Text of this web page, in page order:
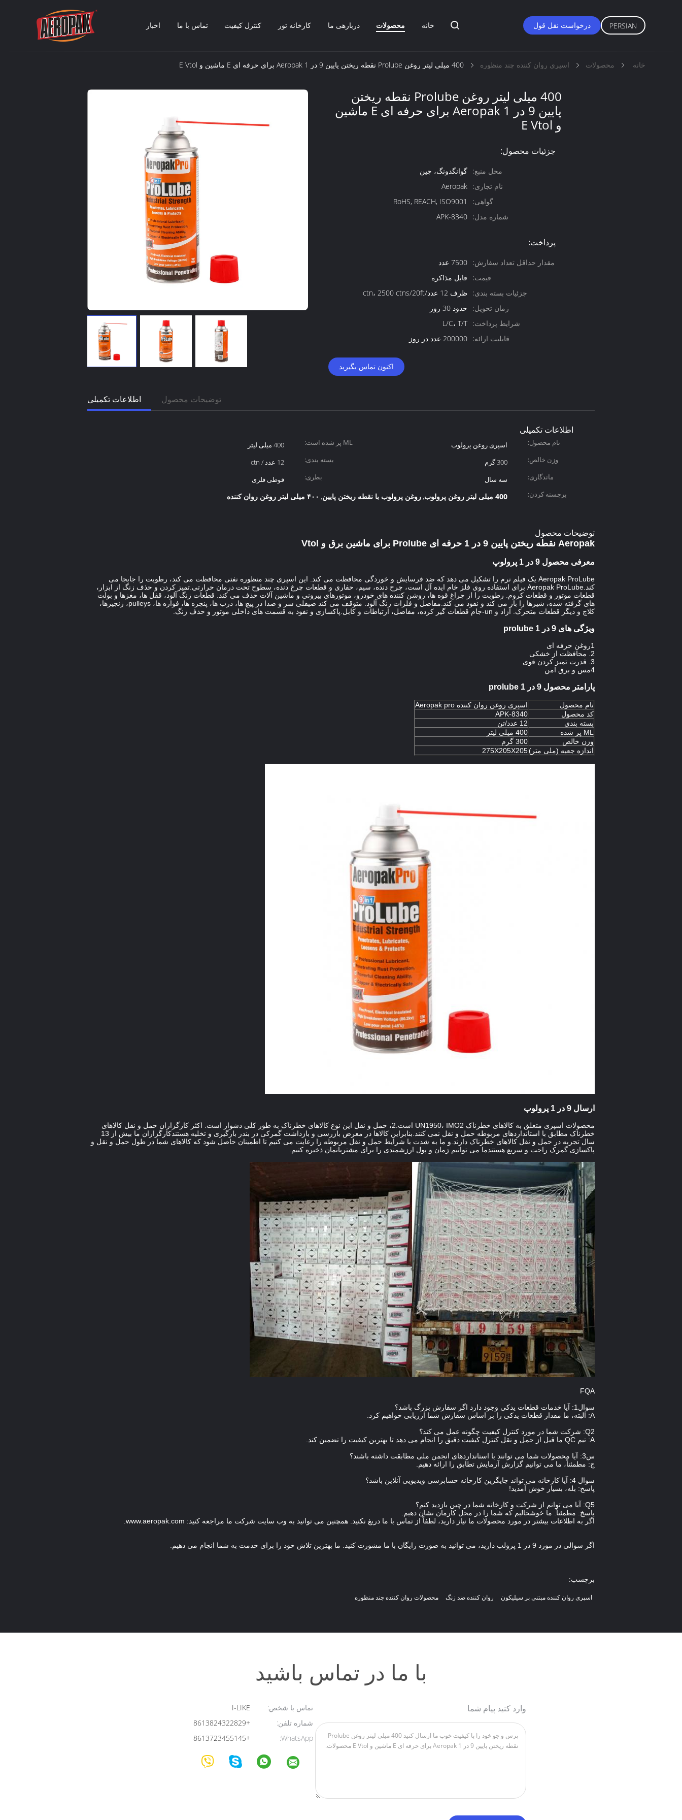
خانه محصولات دربارهی ما کارخانه تور کنترل کیفیت تماس با ما اخبار درخواست نقل قول PERSIAN
خانه محصولات اسپری روان کننده چند منظوره 400 میلی لیتر روغن Prolube نقطه ریختن پایین 9 در 1 Aeropak برای حرفه ای E ماشین و E Vtol
400 میلی لیتر روغن Prolube نقطه ریختن
پایین 9 در 1 Aeropak برای حرفه ای E ماشین
و E Vtol
جزئیات محصول:
محل منبع: گوانگدونگ، چین
نام تجاری: Aeropak
گواهی:
RoHS, REACH, ISO9001
شماره مدل: APK-8340
پرداخت:
مقدار حداقل تعداد سفارش: 7500 عدد
قیمت:
قابل مذاکره
جزئیات بسته بندی: ظرف 12 عدد/ctn، 2500 ctns/20ft
زمان تحویل:
حدود 30 روز
شرایط پرداخت: L/C، T/T
قابلیت ارائه: 200000 عدد در روز
اکنون تماس بگیرید
اطلاعات تکمیلی توضیحات محصول
اطلاعات تکمیلی
نام محصول: اسپری روغن پرولوب ML پر شده است:
400 میلی لیتر
وزن خالص:
300 گرم بسته بندی:
12 عدد / ctn
ماندگاری:
سه سال بطری:
قوطی فلزی
برجسته کردن:
400 میلی لیتر روغن پرولوب , روغن پرولوب با نقطه ریختن پایین, ۴۰۰ میلی لیتر روغن روان کننده
توضیحات محصول
Aeropak نقطه ریختن پایین 9 در 1 حرفه ای Prolube برای ماشین برق و Vtol
معرفی محصول 9 در 1 پرولوپ
Aeropak ProLube یک فیلم نرم را تشکیل می دهد که ضد فرسایش و خوردگی محافظت می کند. این اسپری چند منظوره نفتی محافظت می کند، رطوبت را جابجا می
کند.Aeropak ProLube برای استفاده روی فلز خام ایده آل است، چرخ دنده، سیم، حفاری و قطعات چرخ دنده، سطوح تحت درمان حرارتی.تمیز کردن و حذف زنگ از ابزار،
قطعات موتور و قطعات کروم. رطوبت را از چراغ قوه ها، روشن کننده های خودرو، موتورهای بیرونی و ماشین آلات حذف می کند. قطعات زنگ آلود، قفل ها، مغزها و بولت
های گرفته شده، شیرها را باز می کند و نفوذ می کند.مفاصل و فلزات زنگ آلود. متوقف می کند صیقلی سر و صدا در پیچ ها، درب ها، پنجره ها، فواره ها، pulleys، زنجیرها،
کلاچ و دیگر قطعات متحرک. آزاد و un-جام قطعات گیر کرده، مفاصل، ارتباطات و کابل.پاکسازی و نفوذ به قسمت های داخلی موتور و حذف زنگ.
ویژگی های 9 در 1 prolube
1روغن حرفه ای
2. محافظت از خشکی
3. قدرت تمیز کردن قوی
4مس و برق امن
پارامتر محصول 9 در 1 prolube
نام محصول
اسپری روغن روان کننده Aeropak pro
کد محصول
APK-8340
بسته بندی
12 عدد/تن
ML پر شده
400 میلی لیتر
وزن خالص
300 گرم
اندازه جعبه (ملی متر)275X205X205
ارسال 9 در 1 پرولوپ
محصولات اسپری متعلق به کالاهای خطرناک UN1950، IMO2 است.2، حمل و نقل این نوع کالاهای خطرناک به طور کلی دشوار است. اکثر کارگزاران حمل و نقل کالاهای
خطرناک مطابق با استانداردهای مربوطه حمل و نقل نمی کنند.بنابراین کالاها در معرض بازرسی و بازداشت گمرکی در بندر بارگیری و تخلیه هستندکارگزاران ما بیش از 13
سال تجربه در حمل و نقل کالاهای خطرناک دارند.و ما به شدت با شرایط حمل و نقل مربوطه را رعایت می کنیم تا اطمینان حاصل شود که کالاهای شما در طول حمل و نقل و
پاکسازی گمرک راحت و سریع هستندما می توانیم زمان و پول ارزشمندی را برای مشتریانمان ذخیره کنیم.
FQA
سوال1: آیا خدمات قطعات یدکی وجود دارد اگر سفارش بزرگ باشد؟
A: البته، ما مقدار قطعات یدکی را بر اساس سفارش شما ارزیابی خواهیم کرد.
Q2: شرکت شما در مورد کنترل کیفیت چگونه عمل می کند؟
A: تیم QC ما قبل از حمل و نقل کنترل کیفیت دقیق را انجام می دهد تا بهترین کیفیت را تضمین کند.
س3: آیا محصولات شما می توانند با استانداردهای انجمن ملی مطابقت داشته باشند؟
ج: مطمئناً، ما می توانیم گزارش آزمایش تطابق را ارائه دهیم.
سوال 4: آیا کارخانه می تواند جایگزین کارخانه حسابرسی ویدیویی آنلاین باشد؟
پاسخ: بله، بسیار خوش آمدید!
Q5: آیا می توانم از شرکت و کارخانه شما در چین بازدید کنم؟
پاسخ: مطمئناً. ما خوشحالیم که شما را در محل کارمان نشان دهیم.
اگر به اطلاعات بیشتر در مورد محصولات ما نیاز دارید، لطفاً از تماس با ما دریغ نکنید. همچنین می توانید به وب سایت شرکت ما مراجعه کنید: www.aeropak.com.
اگر سوالی در مورد 9 در 1 پرولب دارید، می توانید به صورت رایگان با ما مشورت کنید. ما بهترین تلاش خود را برای خدمت به شما انجام می دهیم.
برچسب:
اسپری روان کننده مبتنی بر سیلیکون روان کننده ضد زنگ محصولات روان کننده چند منظوره
با ما در تماس باشید
تماس با شخص:
شماره تلفن:
+8613824322829
WhatsApp:
+8613723455145
وارد کنید پیام شما